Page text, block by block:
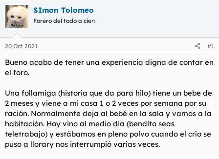
i
c
i
a
d
o
d
e
t
e
m
a
h
a
e
i
o
SImon Tolomeo
Forero del todo a cien
20 Oct 2021 #1
Bueno acabo de tener una experiencia digna de contar en
el foro.
Una follamiga (historia que da para hilo) tiene un bebe de
2 meses y viene a mi casa 1 o 2 veces por semana por su
ración. Normalmente deja al bebé en la sala y vamos a la
habitación. Hoy vino al medio dia (bendito seas
teletrabajo) y estábamos en pleno polvo cuando el crío se
puso a llorary nos interrumpió varias veces.